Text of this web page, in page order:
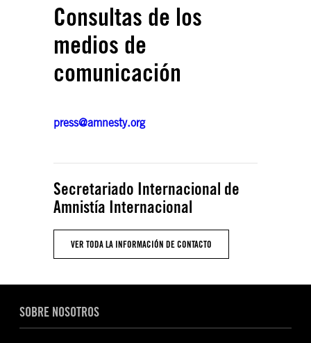
Consultas de los
medios de
comunicación
press@amnesty.org
Secretariado Internacional de
Amnistía Internacional
VER TODA LA INFORMACIÓN DE CONTACTO
SOBRE NOSOTROS